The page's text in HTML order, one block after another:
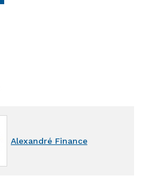
Alexandré Finance